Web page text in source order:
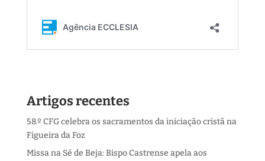
Artigos recentes
58.º CFG celebra os sacramentos da iniciação cristã na
Figueira da Foz
Missa na Sé de Beja: Bispo Castrense apela aos